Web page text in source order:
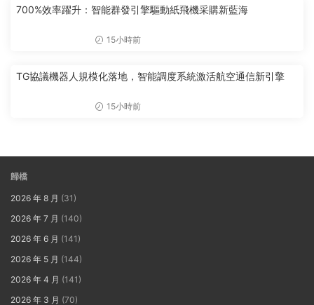
700%效率躍升：智能群發引擎驅動紙飛機采購新藍海
15小時前
TG協議機器人規模化落地，智能調度系統激活航空通信新引擎
15小時前
歸檔
2026 年 8 月 (31)
2026 年 7 月 (140)
2026 年 6 月 (141)
2026 年 5 月 (144)
2026 年 4 月 (141)
2026 年 3 月 (70)